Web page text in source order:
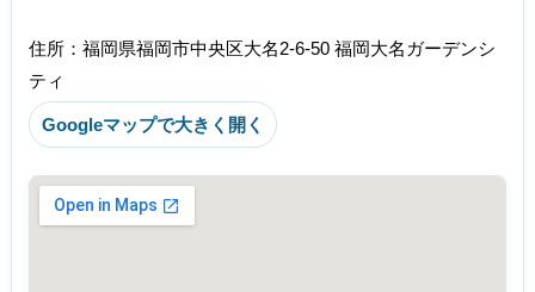
住所：福岡県福岡市中央区大名2-6-50 福岡大名ガーデンシ
ティ
Googleマップで大きく開く